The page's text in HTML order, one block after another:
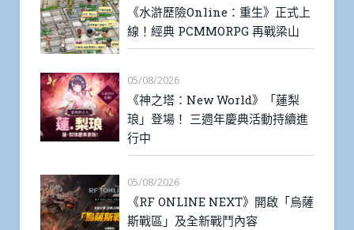
《水滸歷險Online：重生》正式上
線！經典 PCMMORPG 再戰梁山
05/08/2026
《神之塔：New World》「蓮梨
琅」登場！ 三週年慶典活動持續進
行中
05/08/2026
《RF ONLINE NEXT》開啟「烏薩
斯戰區」及全新戰鬥內容